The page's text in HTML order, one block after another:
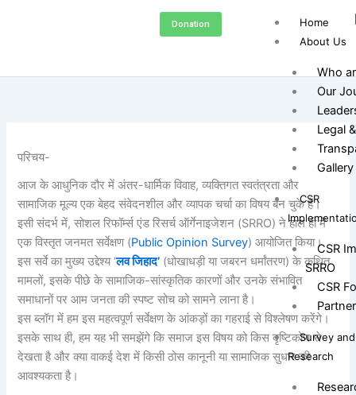
Donation
Home
About Us
Who
Our
Legal
Gallery
CSR
CSR
SRRO
CSR
Survey and
Research
परिचय-
आज के आधुनिक दौर में अंतर-धार्मिक विवाह, व्यक्तिगत स्वतंत्रता और
सामाजिक मूल्य एक बेहद संवेदनशील और व्यापक चर्चा का विषय बन चुके हैं।
इसी संदर्भ में, सोशल रिफॉर्म्स एंड रिसर्च ऑर्गेनाइजेशन (SRRO) ने हाल ही में
एक विस्तृत जनमत सर्वेक्षण (Public Opinion Survey) आयोजित किया।
इस सर्वे का मुख्य उद्देश्य ‘लव जिहाद’ (धोखाधड़ी या जबरन धर्मांतरण) के कथित
मामलों, इसके पीछे के सामाजिक-सांस्कृतिक कारणों और उनके संभावित
समाधानों पर आम जनता की स्पष्ट सोच को सामने लाना है।
इस ब्लॉग में हम इस महत्वपूर्ण सर्वेक्षण के आंकड़ों का गहराई से विश्लेषण करेंगे।
इसके साथ ही, हम यह भी समझेंगे कि समाज इस विषय को किस दृष्टिकोण से
देखता है और क्या वाकई देश में किसी ठोस कानूनी या सामाजिक सुधार की
आवश्यकता है।